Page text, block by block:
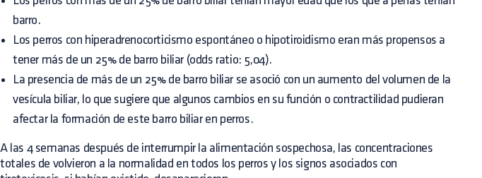
barro.
Los perros con hiperadrenocorticismo espontáneo o hipotiroidismo eran más propensos a
tener más de un 25% de barro biliar (odds ratio: 5,04).
La presencia de más de un 25% de barro biliar se asoció con un aumento del volumen de la
vesícula biliar, lo que sugiere que algunos cambios en su función o contractilidad pudieran
afectar la formación de este barro biliar en perros.
A las 4 semanas después de interrumpir la alimentación sospechosa, las concentraciones
totales de volvieron a la normalidad en todos los perros y los signos asociados con